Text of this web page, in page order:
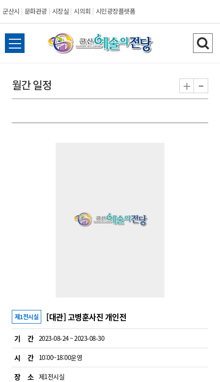
군산시 문화관광 시장실 시의회 시민광장플랫폼
군
산
전
체
뉴
열
검
색
기
월간 일정 + -
제1전시실 [대관] 고병훈사진 개인전
기 간 2023-08-24 ~ 2023-08-30
시 간 10:00~18:00운영
장 소 제1전시실